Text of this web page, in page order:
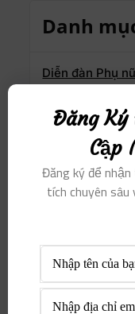
Danh
Diễn đàn Phụ
Góc Thất bại &
Học hành &
Hướng nghiệp
Người truyền
Phụ nữ & xe
Phụ nữ khởi
Sống Thiện &
Đăng Ký
Cập
Đăng ký để
tích chuyên